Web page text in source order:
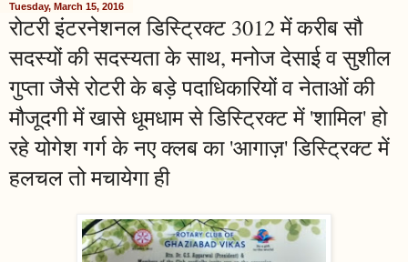
Tuesday, March 15, 2016
रोटरी इंटरनेशनल डिस्ट्रिक्ट 3012 में करीब सौ
सदस्यों की सदस्यता के साथ, मनोज देसाई व सुशील
गुप्ता जैसे रोटरी के बड़े पदाधिकारियों व नेताओं की
मौजूदगी में खासे धूमधाम से डिस्ट्रिक्ट में 'शामिल' हो
रहे योगेश गर्ग के नए क्लब का 'आगाज़' डिस्ट्रिक्ट में
हलचल तो मचायेगा ही